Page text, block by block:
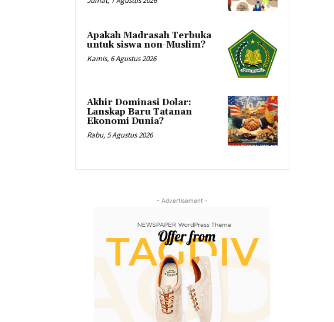
Apakah Madrasah Terbuka
untuk siswa non-Muslim?
Kamis, 6 Agustus 2026
Akhir Dominasi Dolar:
Lanskap Baru Tatanan
Ekonomi Dunia?
Rabu, 5 Agustus 2026
- Advertisement -